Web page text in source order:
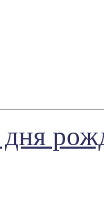
дня